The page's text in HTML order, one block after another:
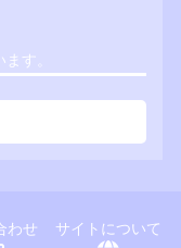
す。
わせ サイトについて